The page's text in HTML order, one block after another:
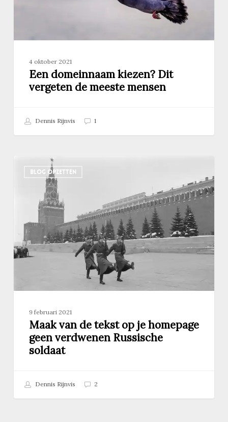
4 oktober 2021
Een domeinnaam kiezen? Dit
vergeten de meeste mensen
Dennis Rijnvis 1
BLOG OPZETTEN
homepage
geen
verdwenen
9 februari 2021
Maak van de tekst op je homepage
geen verdwenen Russische
soldaat
Dennis Rijnvis 2